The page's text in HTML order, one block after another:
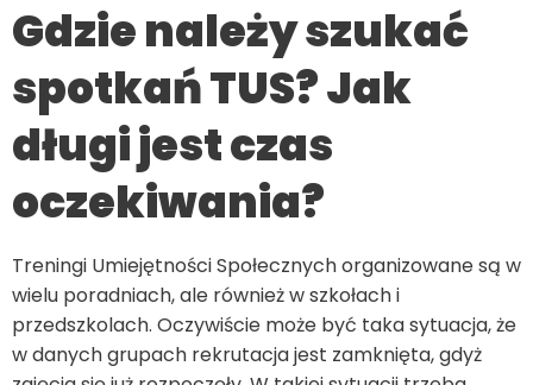
Gdzie należy szukać
spotkań TUS? Jak
długi jest czas
oczekiwania?
Treningi Umiejętności Społecznych organizowane są w
wielu poradniach, ale również w szkołach i
przedszkolach. Oczywiście może być taka sytuacja, że
w danych grupach rekrutacja jest zamknięta, gdyż